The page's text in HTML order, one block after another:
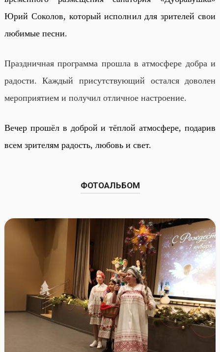
Юрий Соколов, который исполнил для зрителей свои
любимые песни.
Праздничная программа прошла в атмосфере добра и
радости. Каждый присутствующий остался доволен
мероприятием и получил отличное настроение.
Вечер прошёл в доброй и тёплой атмосфере, подарив
всем зрителям радость, любовь и свет.
ФОТОАЛЬБОМ